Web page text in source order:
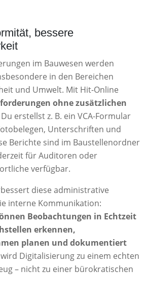
bessere
im Bauwesen werden
in den Bereichen
und Umwelt. Mit Hit-Online
ohne zusätzlichen
Du erstellst z. B. ein VCA-Formular
Unterschriften und
Berichte sind im Baustellenordner
für Auditoren oder
verfügbar.
diese administrative
interne Kommunikation:
Beobachtungen in Echtzeit
erkennen,
planen und dokumentiert
wird Digitalisierung zu einem echten
– nicht zu einer bürokratischen